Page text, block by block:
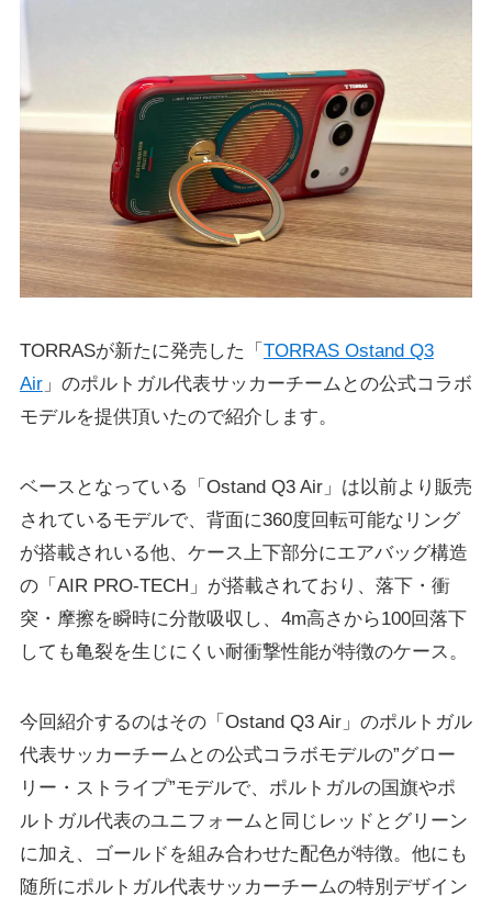
TORRASが新たに発売した「 TORRAS Ostand Q3
Air」のポルトガル代表サッカーチームとの公式コラボ
モデルを提供頂いたので紹介します。
ベースとなっている「Ostand Q3 Air」は以前より販売
されているモデルで、背面に360度回転可能なリング
が搭載されいる他、ケース上下部分にエアバッグ構造
の「AIR PRO-TECH」が搭載されており、落下・衝
突・摩擦を瞬時に分散吸収し、4m高さから100回落下
しても亀裂を生じにくい耐衝撃性能が特徴のケース。
今回紹介するのはその「Ostand Q3 Air」のポルトガル
代表サッカーチームとの公式コラボモデルの”グロー
リー・ストライプ”モデルで、ポルトガルの国旗やポ
ルトガル代表のユニフォームと同じレッドとグリーン
に加え、ゴールドを組み合わせた配色が特徴。他にも
随所にポルトガル代表サッカーチームの特別デザイン